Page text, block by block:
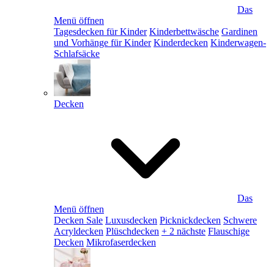
Das
Menü öffnen
Tagesdecken für Kinder Kinderbettwäsche Gardinen
und Vorhänge für Kinder Kinderdecken Kinderwagen-
Schlafsäcke
Decken
Das
Menü öffnen
Decken Sale Luxusdecken Picknickdecken Schwere
Acryldecken Plüschdecken + 2 nächste Flauschige
Decken Mikrofaserdecken